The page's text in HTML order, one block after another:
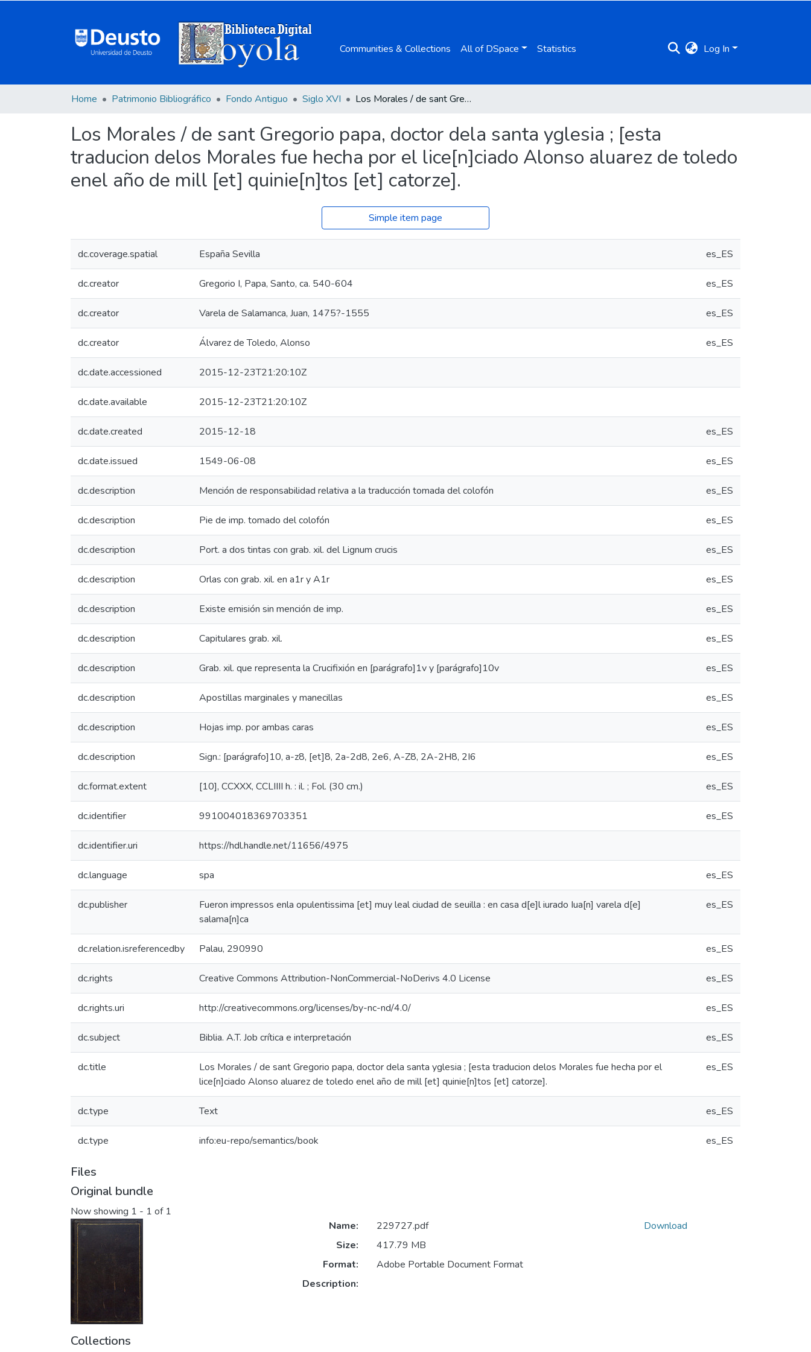
Communities & Collections All of DSpace Statistics Log In
Home Patrimonio Bibliográfico Fondo Antiguo Siglo XVI Los Morales / de sant Gregorio papa, doctor dela santa yglesia ; [esta traducion delos Morales fue hecha por el lice[n]ciado Alonso aluarez de toledo enel año de mill [et] quinie[n]tos [et] catorze].
Los Morales / de sant Gregorio papa, doctor dela santa yglesia ; [esta
traducion delos Morales fue hecha por el lice[n]ciado Alonso aluarez de toledo
enel año de mill [et] quinie[n]tos [et] catorze].
Simple item page
dc.coverage.spatial España Sevilla es_ES
dc.creator Gregorio I, Papa, Santo, ca. 540-604 es_ES
dc.creator Varela de Salamanca, Juan, 1475?-1555 es_ES
dc.creator Álvarez de Toledo, Alonso es_ES
dc.date.accessioned 2015-12-23T21:20:10Z
dc.date.available 2015-12-23T21:20:10Z
dc.date.created 2015-12-18 es_ES
dc.date.issued 1549-06-08 es_ES
dc.description Mención de responsabilidad relativa a la traducción tomada del colofón es_ES
dc.description Pie de imp. tomado del colofón es_ES
dc.description Port. a dos tintas con grab. xil. del Lignum crucis es_ES
dc.description Orlas con grab. xil. en a1r y A1r es_ES
dc.description Existe emisión sin mención de imp. es_ES
dc.description Capitulares grab. xil. es_ES
dc.description Grab. xil. que representa la Crucifixión en [parágrafo]1v y [parágrafo]10v es_ES
dc.description Apostillas marginales y manecillas es_ES
dc.description Hojas imp. por ambas caras es_ES
dc.description Sign.: [parágrafo]10, a-z8, [et]8, 2a-2d8, 2e6, A-Z8, 2A-2H8, 2I6 es_ES
dc.format.extent [10], CCXXX, CCLIIII h. : il. ; Fol. (30 cm.) es_ES
dc.identifier 991004018369703351 es_ES
dc.identifier.uri https://hdl.handle.net/11656/4975
dc.language spa es_ES
dc.publisher
Fueron impressos enla opulentissima [et] muy leal ciudad de seuilla : en casa d[e]l iurado Iua[n] varela d[e]
salama[n]ca
es_ES
dc.relation.isreferencedby Palau, 290990 es_ES
dc.rights Creative Commons Attribution-NonCommercial-NoDerivs 4.0 License es_ES
dc.rights.uri http://creativecommons.org/licenses/by-nc-nd/4.0/ es_ES
dc.subject Biblia. A.T. Job crítica e interpretación es_ES
dc.title
Los Morales / de sant Gregorio papa, doctor dela santa yglesia ; [esta traducion delos Morales fue hecha por el
lice[n]ciado Alonso aluarez de toledo enel año de mill [et] quinie[n]tos [et] catorze].
es_ES
dc.type Text es_ES
dc.type info:eu-repo/semantics/book es_ES
Files
Original bundle
Now showing 1 - 1 of 1
Name:
229727.pdf
Size:
417.79 MB
Format:
Adobe Portable Document Format
Description:
Download
Collections